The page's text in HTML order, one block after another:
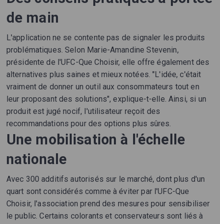
de main
L'application ne se contente pas de signaler les produits
problématiques. Selon Marie-Amandine Stevenin,
présidente de l'UFC-Que Choisir, elle offre également des
alternatives plus saines et mieux notées. "L'idée, c'était
vraiment de donner un outil aux consommateurs tout en
leur proposant des solutions", explique-t-elle. Ainsi, si un
produit est jugé nocif, l'utilisateur reçoit des
recommandations pour des options plus sûres.
Une mobilisation à l'échelle
nationale
Avec 300 additifs autorisés sur le marché, dont plus d'un
quart sont considérés comme à éviter par l'UFC-Que
Choisir, l'association prend des mesures pour sensibiliser
le public. Certains colorants et conservateurs sont liés à